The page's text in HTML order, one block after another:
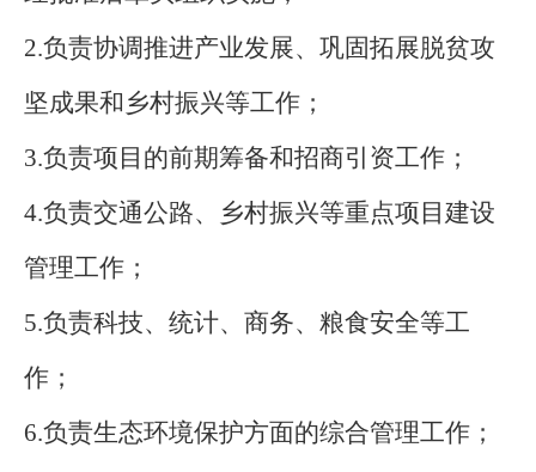
2.负责协调推进产业发展、巩固拓展脱贫攻
坚成果和乡村振兴等工作；
3.负责项目的前期筹备和招商引资工作；
4.负责交通公路、乡村振兴等重点项目建设
管理工作；
5.负责科技、统计、商务、粮食安全等工
作；
6.负责生态环境保护方面的综合管理工作；